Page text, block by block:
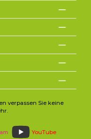
verpassen Sie keine
YouTube